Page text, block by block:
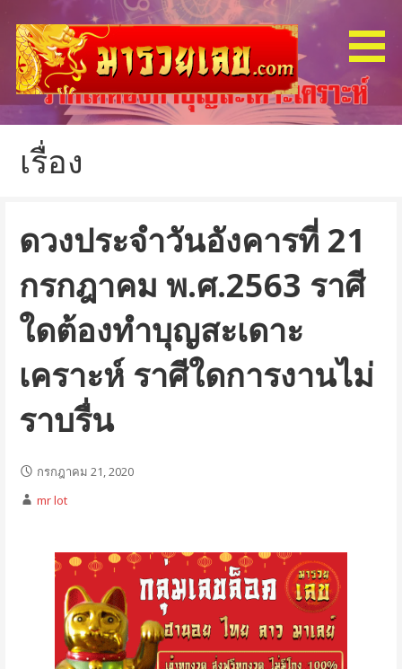
เนื้อหา
มารวยเลข
รับฝากแทงหวย รัฐ ลาว ฮานอย หุ้น
เรื่อง
ดวงประจำวันอังคารที่ 21
กรกฎาคม พ.ศ.2563 ราศี
ใดต้องทำบุญสะเดาะ
เคราะห์ ราศีใดการงานไม่
ราบรื่น
กรกฎาคม 21, 2020
mr lot